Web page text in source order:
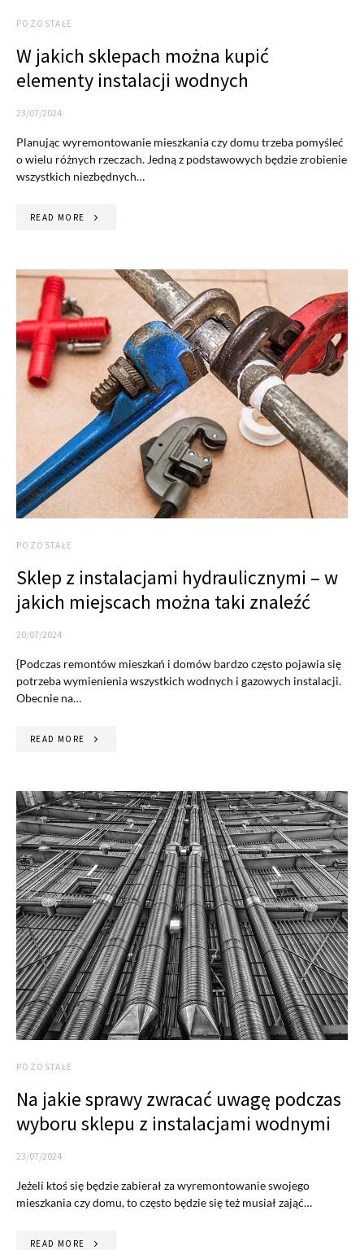
POZOSTAŁE
W jakich sklepach można kupić
elementy instalacji wodnych
23/07/2024
Planując wyremontowanie mieszkania czy domu trzeba pomyśleć
o wielu różnych rzeczach. Jedną z podstawowych będzie zrobienie
wszystkich niezbędnych…
READ MORE
POZOSTAŁE
Sklep z instalacjami hydraulicznymi – w
jakich miejscach można taki znaleźć
20/07/2024
{Podczas remontów mieszkań i domów bardzo często pojawia się
potrzeba wymienienia wszystkich wodnych i gazowych instalacji.
Obecnie na…
READ MORE
POZOSTAŁE
Na jakie sprawy zwracać uwagę podczas
wyboru sklepu z instalacjami wodnymi
23/07/2024
Jeżeli ktoś się będzie zabierał za wyremontowanie swojego
mieszkania czy domu, to często będzie się też musiał zająć…
READ MORE